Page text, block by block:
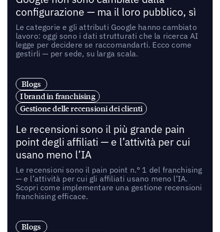
configurazione — ma il loro pubblico, sì
Le categorie e gli attributi Google hanno cambiato
lavoro: oggi sono i dati strutturati che la ricerca AI
legge per decidere se raccomandarti. Ecco come
gestirli — per sede, su larga scala.
Blogs
I brand in franchising
Gestione delle recensioni dei clienti
Le recensioni sono il più grande pain
point degli affiliati — e l’attività per cui
usano meno l’IA
Le recensioni sono il pain point n.° 1 del franchising
— e l’attività per cui gli affiliati usano meno l’IA.
Scopri come implementare una gestione recensioni
franchising efficace.
Blogs